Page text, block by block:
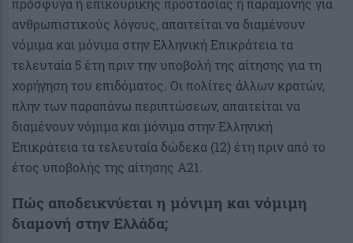
πρόσφυγα ή επικουρικής προστασίας ή παραμονής για
ανθρωπιστικούς λόγους, απαιτείται να διαμένουν
νόμιμα και μόνιμα στην Ελληνική Επικράτεια τα
τελευταία 5 έτη πριν την υποβολή της αίτησης για τη
χορήγηση του επιδόματος. Oι πολίτες άλλων κρατών,
πλην των παραπάνω περιπτώσεων, απαιτείται να
διαμένουν νόμιμα και μόνιμα στην Ελληνική
Επικράτεια τα τελευταία δώδεκα (12) έτη πριν από το
έτος υποβολής της αίτησης Α21.
Πώς αποδεικνύεται η μόνιμη και νόμιμη
διαμονή στην Ελλάδα;